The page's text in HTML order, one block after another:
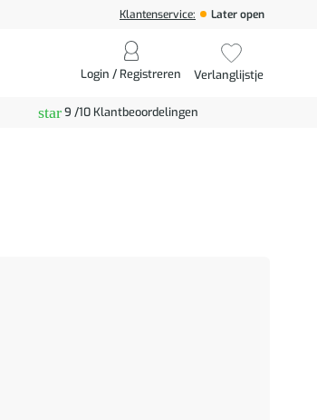
Klantenservice: Later open
Login / Registreren Verlanglijstje
star9 /10 Klantbeoordelingen